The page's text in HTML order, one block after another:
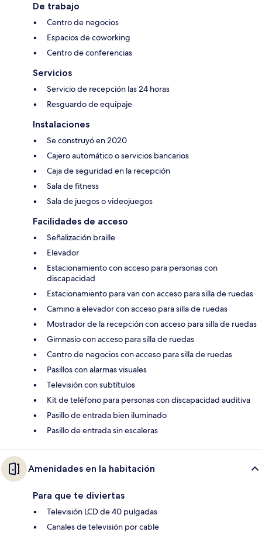
De trabajo
Centro de negocios
Espacios de coworking
Centro de conferencias
Servicios
Servicio de recepción las 24 horas
Resguardo de equipaje
Instalaciones
Se construyó en 2020
Cajero automático o servicios bancarios
Caja de seguridad en la recepción
Sala de fitness
Sala de juegos o videojuegos
Facilidades de acceso
Señalización braille
Elevador
Estacionamiento con acceso para personas con
discapacidad
Estacionamiento para van con acceso para silla de ruedas
Camino a elevador con acceso para silla de ruedas
Mostrador de la recepción con acceso para silla de ruedas
Gimnasio con acceso para silla de ruedas
Centro de negocios con acceso para silla de ruedas
Pasillos con alarmas visuales
Televisión con subtítulos
Kit de teléfono para personas con discapacidad auditiva
Pasillo de entrada bien iluminado
Pasillo de entrada sin escaleras
Amenidades en la habitación
Para que te diviertas
Televisión LCD de 40 pulgadas
Canales de televisión por cable